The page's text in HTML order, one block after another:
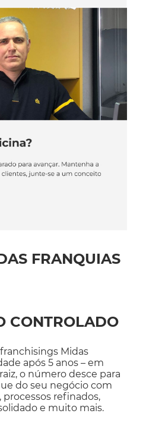
FRANQUIAS
CONTROLADO
Midas
após 5 anos – em
o número desce para
do seu negócio com
refinados,
e muito mais.